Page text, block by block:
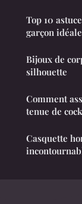
Top 10
garçon
Bijoux de
silhouette
Comment
tenue de
Casquette